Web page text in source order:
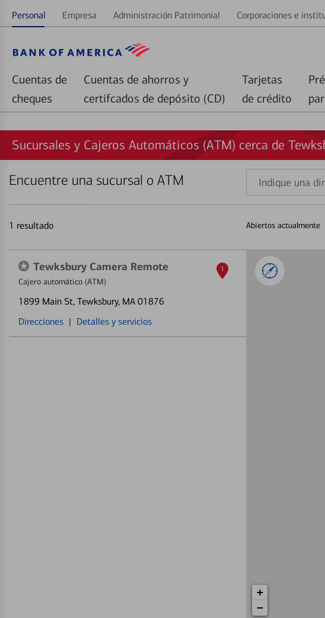
Personal Empresa Administración Patrimonial Corporaciones e
Cuentas de
cheques
Cuentas de ahorros y
certifcados de depósito (CD)
Tarjetas
de crédito
Sucursales y Cajeros Automáticos (ATM) cerca de
Encuentre una sucursal o ATM
Indique
una
1 resultado Abiertos actualmente
Tewksbury Camera Remote
Cajero automático (ATM)
1899 Main St, Tewksbury, MA 01876
Direcciones | Detalles y servicios
1
+
−